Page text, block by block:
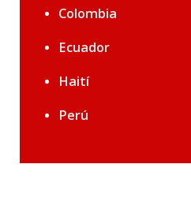
Colombia
Ecuador
Haití
Perú